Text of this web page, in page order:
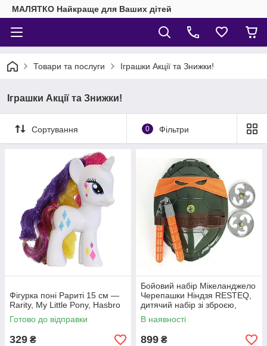
МАЛЯТКО Найкраще для Ваших дітей
Товари та послуги Іграшки Акції та Знижки!
Іграшки Акції та Знижки!
Сортування 0 Фільтри
Фігурка поні Рариті 15 см —
Rarity, My Little Pony, Hasbro
Готово до відправки
329 ₴
Бойовий набір Мікеланджело
Черепашки Ніндзя RESTEQ,
дитячий набір зі зброєю,
пов'язкою, панциром і
сюрикенами.
В наявності
899 ₴